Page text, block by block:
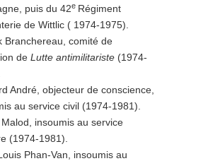
puis du 42e Régiment
de Wittlic ( 1974-1975).
Branchereau, comité de
de Lutte antimilitariste (1974-
André, objecteur de conscience,
au service civil (1974-1981).
insoumis au service
(1974-1981).
Phan-Van, insoumis au